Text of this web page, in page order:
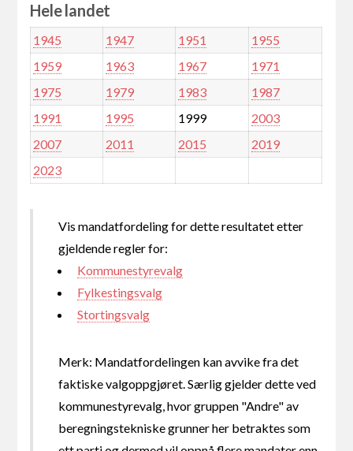
Hele landet
1945 1947 1951
1955
1959
1963 1967
1971
1975
1979 1983
1987
1991
1995 1999
2003
2007
2011 2015
2019
2023
Vis mandatfordeling for dette resultatet etter
gjeldende regler for:
Kommunestyrevalg
Fylkestingsvalg
Stortingsvalg
Merk: Mandatfordelingen kan avvike fra det
faktiske valgoppgjøret. Særlig gjelder dette ved
kommunestyrevalg, hvor gruppen "Andre" av
beregningstekniske grunner her betraktes som